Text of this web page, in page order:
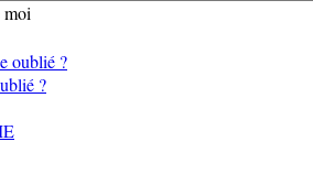
moi
oublié ?
?